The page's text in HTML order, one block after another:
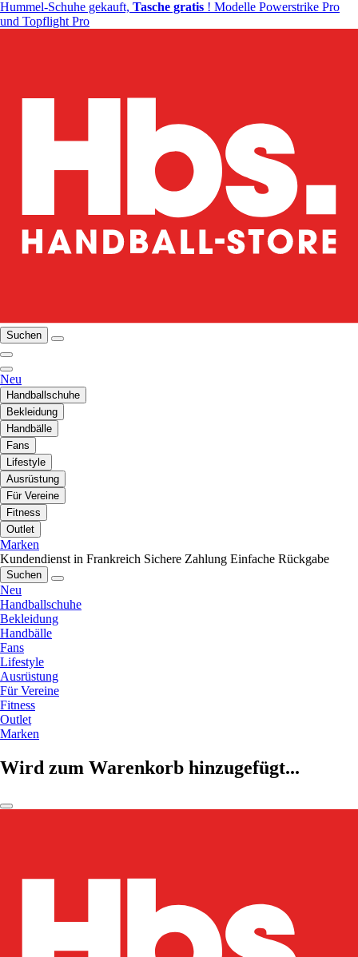
Hummel-Schuhe gekauft, Tasche gratis ! Modelle Powerstrike Pro
und Topflight Pro
Suchen
Neu
Handballschuhe
Bekleidung
Handbälle
Fans
Lifestyle
Ausrüstung
Für Vereine
Fitness
Outlet
Marken
Kundendienst in Frankreich Sichere Zahlung Einfache Rückgabe
Suchen
Neu
Handballschuhe
Bekleidung
Handbälle
Fans
Lifestyle
Ausrüstung
Für Vereine
Fitness
Outlet
Marken
Wird zum Warenkorb hinzugefügt...